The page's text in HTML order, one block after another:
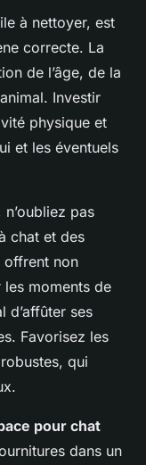
à nettoyer, est
correcte. La
de l’âge, de la
Investir
physique et
et les éventuels
n’oubliez pas
chat et des
offrent non
les moments de
d’affûter ses
Favorisez les
qui
pour chat
dans un